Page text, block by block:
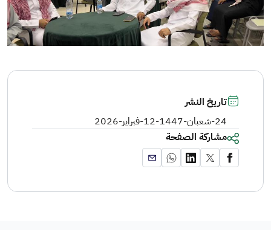
تاريخ النشر
24-شعبان-1447
-12-فبراير-2026
مشاركة الصفحة